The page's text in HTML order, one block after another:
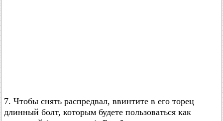
7. Чтобы снять распредвал, ввинтите в его торец
длинный болт, которым будете пользоваться как